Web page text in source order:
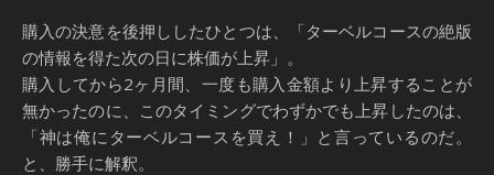
購入の決意を後押ししたひとつは、「ターベルコースの絶版
の情報を得た次の日に株価が上昇」。
購入してから2ヶ月間、一度も購入金額より上昇することが
無かったのに、このタイミングでわずかでも上昇したのは、
「神は俺にターベルコースを買え！」と言っているのだ。
と、勝手に解釈。